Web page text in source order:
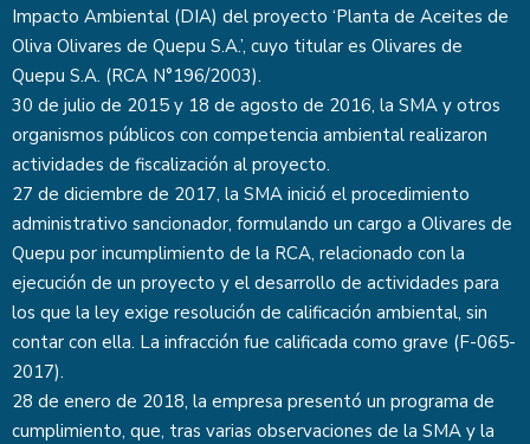
Impacto Ambiental (DIA) del proyecto ‘Planta de Aceites de
Oliva Olivares de Quepu S.A.’, cuyo titular es Olivares de
Quepu S.A. (RCA N°196/2003).
30 de julio de 2015 y 18 de agosto de 2016, la SMA y otros
organismos públicos con competencia ambiental realizaron
actividades de fiscalización al proyecto.
27 de diciembre de 2017, la SMA inició el procedimiento
administrativo sancionador, formulando un cargo a Olivares de
Quepu por incumplimiento de la RCA, relacionado con la
ejecución de un proyecto y el desarrollo de actividades para
los que la ley exige resolución de calificación ambiental, sin
contar con ella. La infracción fue calificada como grave (F-065-
2017).
28 de enero de 2018, la empresa presentó un programa de
cumplimiento, que, tras varias observaciones de la SMA y la